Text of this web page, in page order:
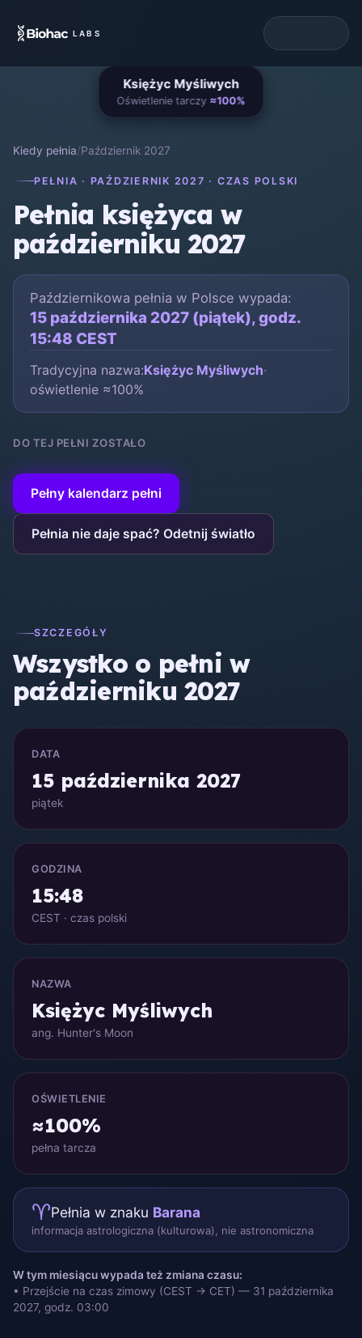
LABS
Kiedy pełnia/Październik 2027
PEŁNIA · PAŹDZIERNIK 2027 · CZAS POLSKI
Pełnia księżyca w
październiku 2027
Październikowa pełnia w Polsce wypada:
15 października 2027 (piątek), godz.
15:48 CEST
Tradycyjna nazwa:Księżyc Myśliwych·
oświetlenie ≈100%
DO TEJ PEŁNI ZOSTAŁO
Pełny kalendarz pełni
Pełnia nie daje spać? Odetnij światło
Księżyc Myśliwych
Oświetlenie tarczy ≈100%
SZCZEGÓŁY
Wszystko o pełni w
październiku 2027
DATA
15 października 2027
piątek
GODZINA
15:48
CEST · czas polski
NAZWA
Księżyc Myśliwych
ang. Hunter's Moon
OŚWIETLENIE
≈100%
pełna tarcza
♈Pełnia w znaku Barana
informacja astrologiczna (kulturowa), nie astronomiczna
W tym miesiącu wypada też zmiana czasu:
• Przejście na czas zimowy (CEST → CET) — 31 października
2027, godz. 03:00